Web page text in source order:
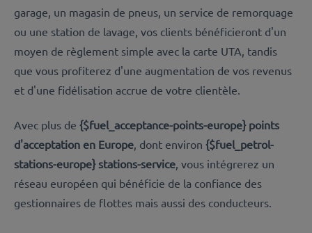
garage, un magasin de pneus, un service de remorquage
ou une station de lavage, vos clients bénéficieront d'un
moyen de règlement simple avec la carte UTA, tandis
que vous profiterez d'une augmentation de vos revenus
et d'une fidélisation accrue de votre clientèle.
Avec plus de {$fuel_acceptance-points-europe} points
d'acceptation en Europe, dont environ {$fuel_petrol-
stations-europe} stations-service, vous intégrerez un
réseau européen qui bénéficie de la confiance des
gestionnaires de flottes mais aussi des conducteurs.